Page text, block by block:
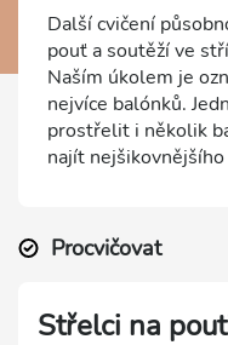
Další cvičení
pouť a soutěží ve
Naším úkolem je
nejvíce balónků.
prostřelit i několik
najít
Procvičovat
Střelci na